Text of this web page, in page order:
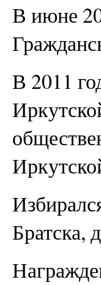
В июне
В 2011
Братска,